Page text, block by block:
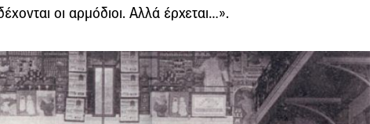
οι αρμόδιοι. Αλλά έρχεται…».